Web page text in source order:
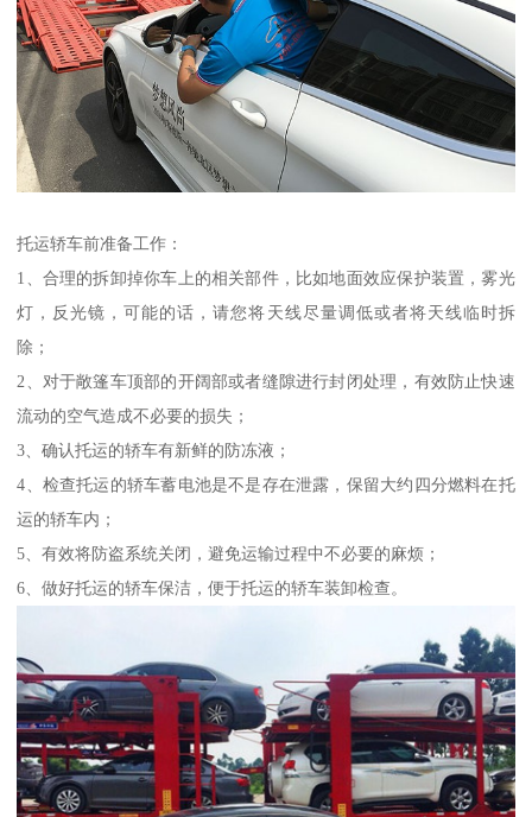
托运轿车前准备工作：
1、合理的拆卸掉你车上的相关部件，比如地面效应保护装置，雾光
灯，反光镜，可能的话，请您将天线尽量调低或者将天线临时拆
除；
2、对于敞篷车顶部的开阔部或者缝隙进行封闭处理，有效防止快速
流动的空气造成不必要的损失；
3、确认托运的轿车有新鲜的防冻液；
4、检查托运的轿车蓄电池是不是存在泄露，保留大约四分燃料在托
运的轿车内；
5、有效将防盗系统关闭，避免运输过程中不必要的麻烦；
6、做好托运的轿车保洁，便于托运的轿车装卸检查。